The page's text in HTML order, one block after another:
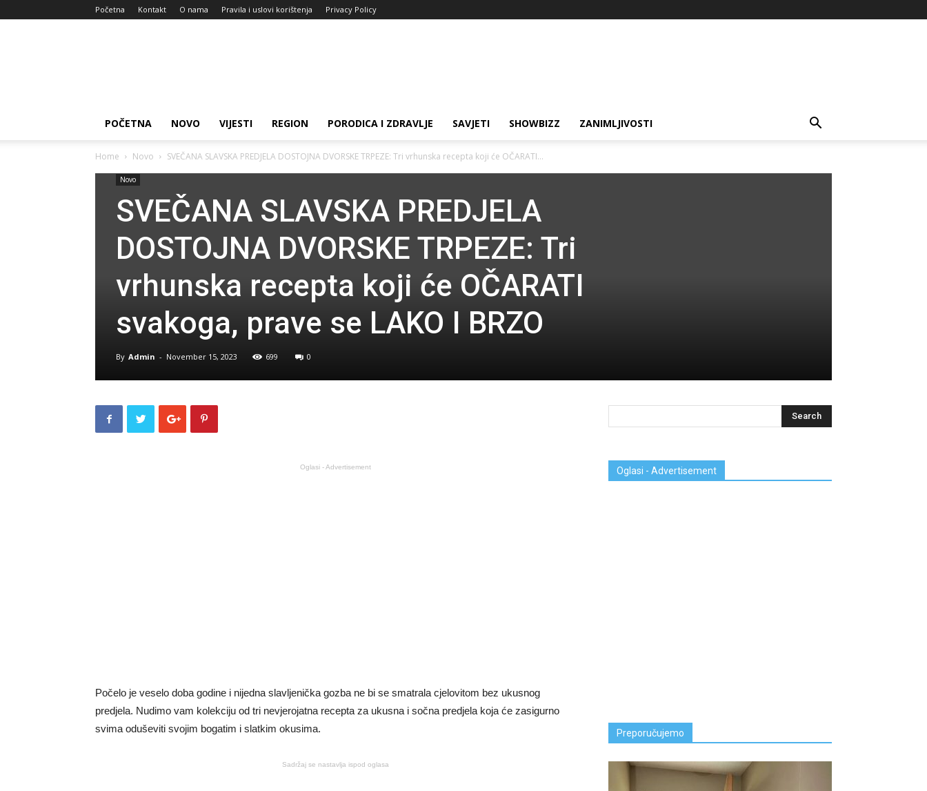
Početna Kontakt O nama Pravila i uslovi korištenja Privacy Policy
POČETNA NOVO VIJESTI REGION PORODICA I ZDRAVLJE SAVJETI SHOWBIZZ ZANIMLJIVOSTI
Home Novo SVEČANA SLAVSKA PREDJELA DOSTOJNA DVORSKE TRPEZE: Tri vrhunska recepta koji će OČARATI...
Novo
SVEČANA SLAVSKA PREDJELA
DOSTOJNA DVORSKE TRPEZE: Tri
vrhunska recepta koji će OČARATI
svakoga, prave se LAKO I BRZO
By Admin - November 15, 2023 699 0
Oglasi - Advertisement
Počelo je veselo doba godine i nijedna slavljenička gozba ne bi se smatrala cjelovitom bez ukusnog
predjela. Nudimo vam kolekciju od tri nevjerojatna recepta za ukusna i sočna predjela koja će zasigurno
svima oduševiti svojim bogatim i slatkim okusima.
Sadržaj se nastavlja ispod oglasa
Oglasi - Advertisement
Preporučujemo